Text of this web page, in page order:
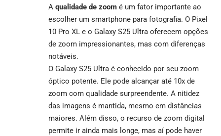
A qualidade de zoom é um fator importante ao
escolher um smartphone para fotografia. O Pixel
10 Pro XL e o Galaxy S25 Ultra oferecem opções
de zoom impressionantes, mas com diferenças
notáveis.
O Galaxy S25 Ultra é conhecido por seu zoom
óptico potente. Ele pode alcançar até 10x de
zoom com qualidade surpreendente. A nitidez
das imagens é mantida, mesmo em distâncias
maiores. Além disso, o recurso de zoom digital
permite ir ainda mais longe, mas aí pode haver